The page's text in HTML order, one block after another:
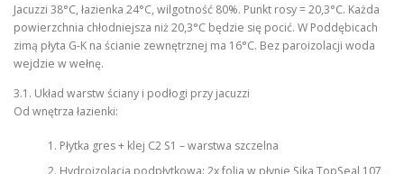
Jacuzzi 38°C, łazienka 24°C, wilgotność 80%. Punkt rosy = 20,3°C. Każda
powierzchnia chłodniejsza niż 20,3°C będzie się pocić. W Poddębicach
zimą płyta G-K na ścianie zewnętrznej ma 16°C. Bez paroizolacji woda
wejdzie w wełnę.
3.1. Układ warstw ściany i podłogi przy jacuzzi
Od wnętrza łazienki:
Płytka gres + klej C2 S1 – warstwa szczelna